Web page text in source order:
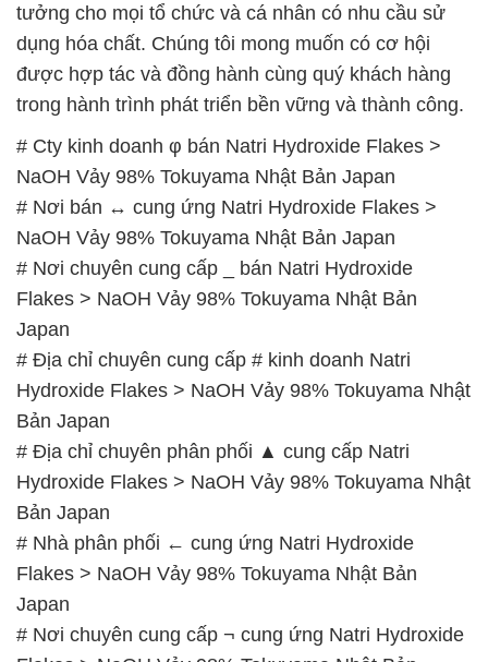
tưởng cho mọi tổ chức và cá nhân có nhu cầu sử
dụng hóa chất. Chúng tôi mong muốn có cơ hội
được hợp tác và đồng hành cùng quý khách hàng
trong hành trình phát triển bền vững và thành công.
# Cty kinh doanh φ bán Natri Hydroxide Flakes >
NaOH Vảy 98% Tokuyama Nhật Bản Japan
# Nơi bán ↔ cung ứng Natri Hydroxide Flakes >
NaOH Vảy 98% Tokuyama Nhật Bản Japan
# Nơi chuyên cung cấp _ bán Natri Hydroxide
Flakes > NaOH Vảy 98% Tokuyama Nhật Bản
Japan
# Địa chỉ chuyên cung cấp # kinh doanh Natri
Hydroxide Flakes > NaOH Vảy 98% Tokuyama Nhật
Bản Japan
# Địa chỉ chuyên phân phối ▲ cung cấp Natri
Hydroxide Flakes > NaOH Vảy 98% Tokuyama Nhật
Bản Japan
# Nhà phân phối ← cung ứng Natri Hydroxide
Flakes > NaOH Vảy 98% Tokuyama Nhật Bản
Japan
# Nơi chuyên cung cấp ¬ cung ứng Natri Hydroxide